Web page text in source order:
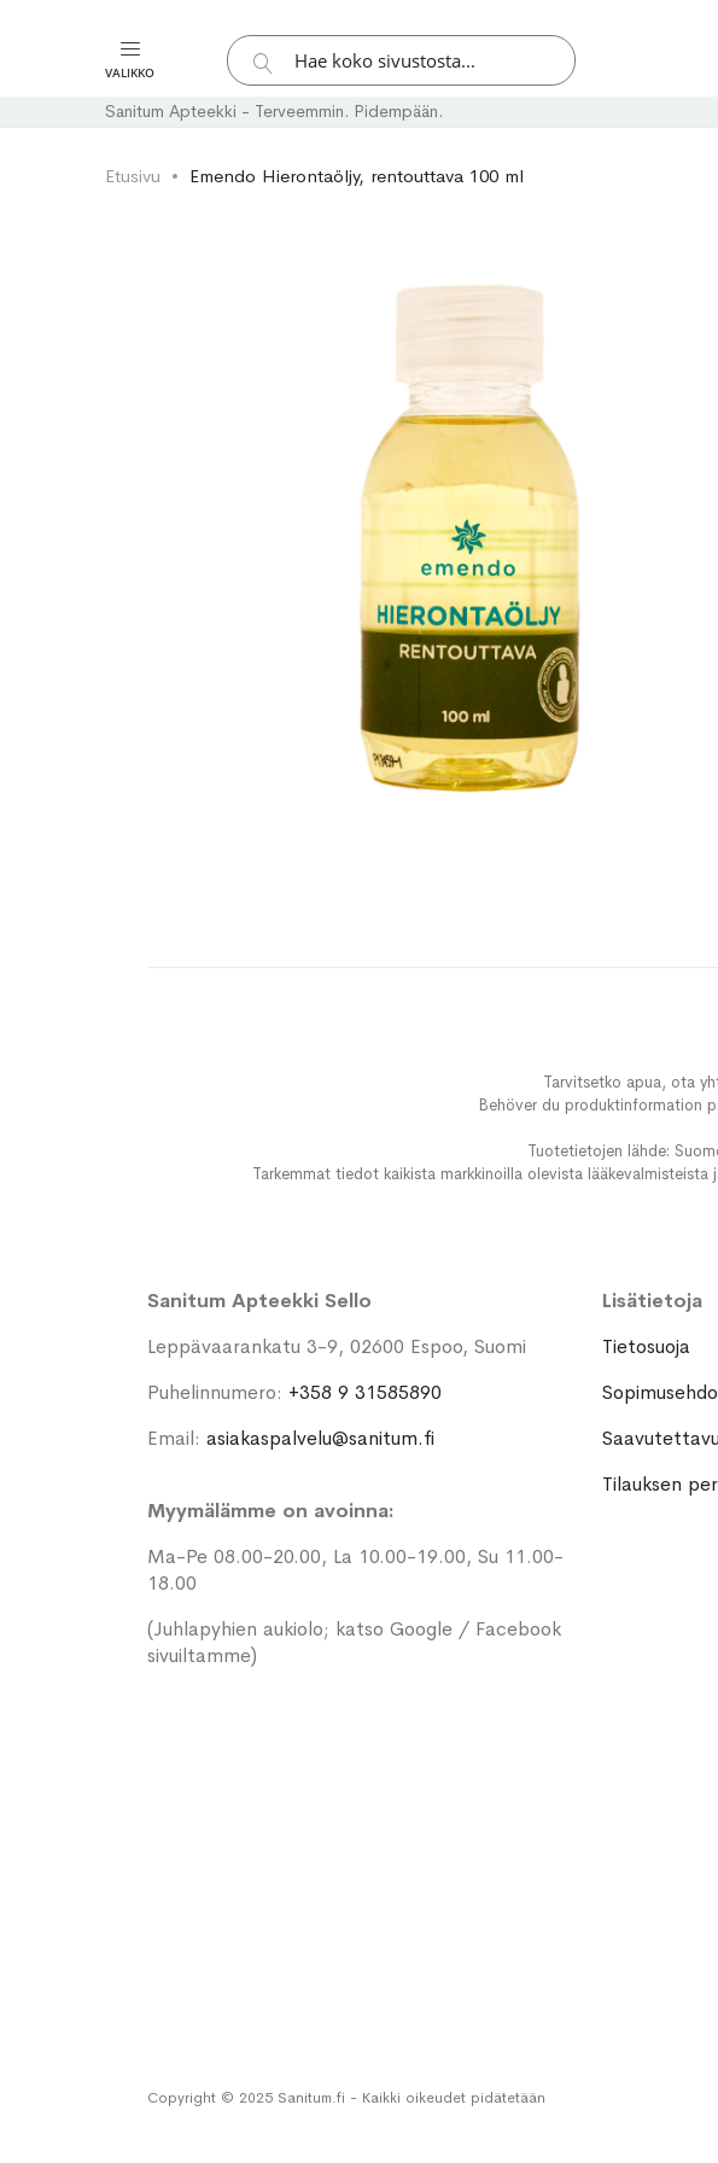
VALIKKO
Hae
Hae
Sanitum Apteekki - Terveemmin. Pidempään.
Etusivu Emendo Hierontaöljy, rentouttava 100 ml
Tarvitsetko apua, ota
Behöver du produktinformation
Tuotetietojen lähde:
Tarkemmat tiedot kaikista markkinoilla olevista
Sanitum Apteekki Sello
Leppävaarankatu 3-9, 02600 Espoo, Suomi
Puhelinnumero: +358 9 31585890
Email: asiakaspalvelu@sanitum.fi
Myymälämme on avoinna:
Ma-Pe 08.00-20.00, La 10.00-19.00, Su 11.00-
18.00
(Juhlapyhien aukiolo; katso Google / Facebook
sivuiltamme)
Lisätietoja
Tietosuoja
Tilauksen
Copyright © 2025 Sanitum.fi - Kaikki oikeudet pidätetään